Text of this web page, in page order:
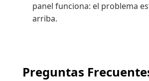
panel funciona: el problema
arriba.
Preguntas